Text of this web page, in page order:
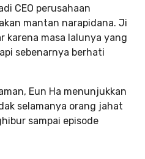
CEO perusahaan
mantan narapidana. Ji
karena masa lalunya yang
sebenarnya berhati
Eun Ha menunjukkan
selamanya orang jahat
sampai episode